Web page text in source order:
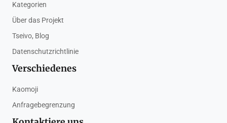
Kategorien
Über das Projekt
Tseivo, Blog
Datenschutzrichtlinie
Verschiedenes
Kaomoji
Anfragebegrenzung